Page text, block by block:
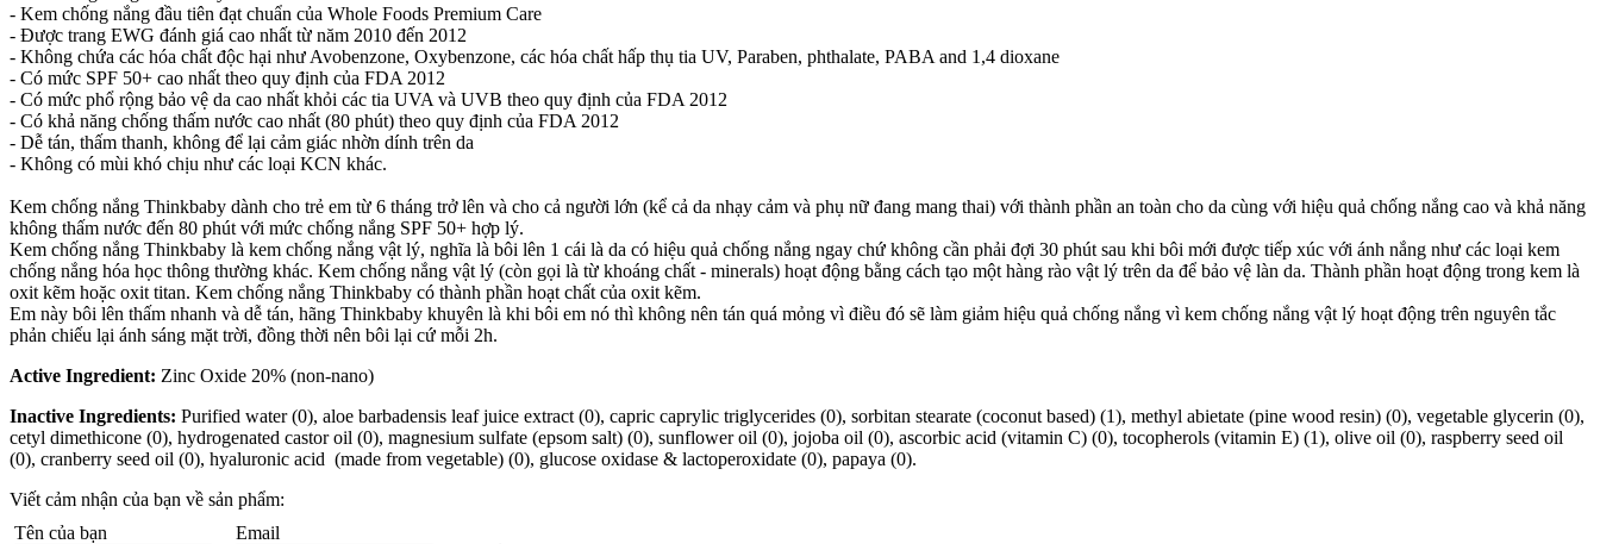
- Kem chống nắng đầu tiên đạt chuẩn của Whole Foods Premium Care
- Được trang EWG đánh giá cao nhất từ năm 2010 đến 2012
- Không chứa các hóa chất độc hại như Avobenzone, Oxybenzone, các hóa chất hấp thụ tia UV, Paraben, phthalate, PABA and 1,4 dioxane
- Có mức SPF 50+ cao nhất theo quy định của FDA 2012
- Có mức phổ rộng bảo vệ da cao nhất khỏi các tia UVA và UVB theo quy định của FDA 2012
- Có khả năng chống thấm nước cao nhất (80 phút) theo quy định của FDA 2012
- Dễ tán, thấm thanh, không để lại cảm giác nhờn dính trên da
- Không có mùi khó chịu như các loại KCN khác.
Kem chống nắng Thinkbaby dành cho trẻ em từ 6 tháng trở lên và cho cả người lớn (kể cả da nhạy cảm và phụ nữ đang mang thai) với thành phần an toàn cho da cùng với hiệu quả chống nắng cao và khả năng
không thấm nước đến 80 phút với mức chống nắng SPF 50+ hợp lý.
Kem chống nắng Thinkbaby là kem chống nắng vật lý, nghĩa là bôi lên 1 cái là da có hiệu quả chống nắng ngay chứ không cần phải đợi 30 phút sau khi bôi mới được tiếp xúc với ánh nắng như các loại kem
chống nắng hóa học thông thường khác. Kem chống nắng vật lý (còn gọi là từ khoáng chất - minerals) hoạt động bằng cách tạo một hàng rào vật lý trên da để bảo vệ làn da. Thành phần hoạt động trong kem là
oxit kẽm hoặc oxit titan. Kem chống nắng Thinkbaby có thành phần hoạt chất của oxit kẽm.
Em này bôi lên thấm nhanh và dễ tán, hãng Thinkbaby khuyên là khi bôi em nó thì không nên tán quá mỏng vì điều đó sẽ làm giảm hiệu quả chống nắng vì kem chống nắng vật lý hoạt động trên nguyên tắc
phản chiếu lại ánh sáng mặt trời, đồng thời nên bôi lại cứ mỗi 2h.
Active Ingredient: Zinc Oxide 20% (non-nano)
Inactive Ingredients: Purified water (0), aloe barbadensis leaf juice extract (0), capric caprylic triglycerides (0), sorbitan stearate (coconut based) (1), methyl abietate (pine wood resin) (0), vegetable glycerin (0),
cetyl dimethicone (0), hydrogenated castor oil (0), magnesium sulfate (epsom salt) (0), sunflower oil (0), jojoba oil (0), ascorbic acid (vitamin C) (0), tocopherols (vitamin E) (1), olive oil (0), raspberry seed oil
(0), cranberry seed oil (0), hyaluronic acid (made from vegetable) (0), glucose oxidase & lactoperoxidate (0), papaya (0).
Viết cảm nhận của bạn về sản phẩm:
Tên của bạn
Email